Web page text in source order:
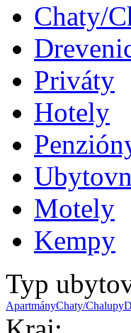
Chaty/
Priváty
Hotely
Motely
Kempy
Typ
ApartmányChaty/Chalupy